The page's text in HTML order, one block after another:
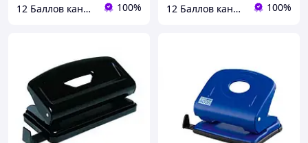
12 Баллов канцтовары оптом и в розницу 100% 12 Баллов канцтовары оптом и в розницу 100%